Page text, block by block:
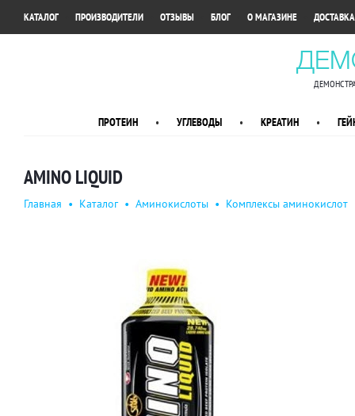
КАТАЛОГ ПРОИЗВОДИТЕЛИ ОТЗЫВЫ БЛОГ О МАГАЗИНЕ
ПРОТЕИН • УГЛЕВОДЫ • КРЕАТИН •
AMINO LIQUID
Главная • Каталог • Аминокислоты • Комплексы аминокислот